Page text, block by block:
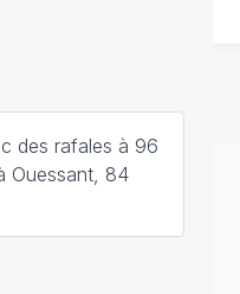
des rafales à 96
Ouessant, 84